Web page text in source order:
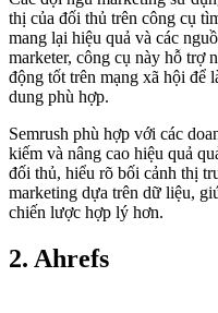
thị của đối thủ trên công cụ
mang lại hiệu quả và các
marketer, công cụ này hỗ trợ
động tốt trên mạng xã hội để
dung phù hợp.
Semrush phù hợp với các
kiếm và nâng cao hiệu quả
đối thủ, hiểu rõ bối cảnh thị
marketing dựa trên dữ liệu,
chiến lược hợp lý hơn.
2. Ahrefs